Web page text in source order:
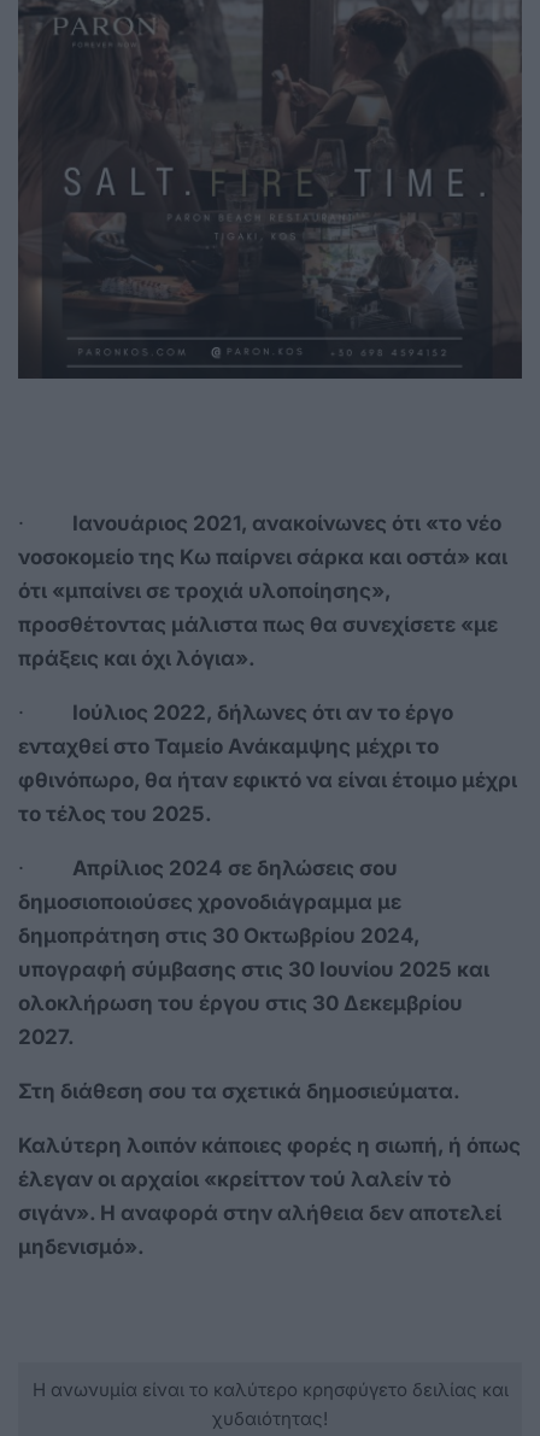
· Ιανουάριος 2021, ανακοίνωνες ότι «το νέο
νοσοκομείο της Κω παίρνει σάρκα και οστά» και
ότι «μπαίνει σε τροχιά υλοποίησης»,
προσθέτοντας μάλιστα πως θα συνεχίσετε «με
πράξεις και όχι λόγια».
· Ιούλιος 2022, δήλωνες ότι αν το έργο
ενταχθεί στο Ταμείο Ανάκαμψης μέχρι το
φθινόπωρο, θα ήταν εφικτό να είναι έτοιμο μέχρι
το τέλος του 2025.
· Απρίλιος 2024 σε δηλώσεις σου
δημοσιοποιούσες χρονοδιάγραμμα με
δημοπράτηση στις 30 Οκτωβρίου 2024,
υπογραφή σύμβασης στις 30 Ιουνίου 2025 και
ολοκλήρωση του έργου στις 30 Δεκεμβρίου
2027.
Στη διάθεση σου τα σχετικά δημοσιεύματα.
Καλύτερη λοιπόν κάποιες φορές η σιωπή, ή όπως
έλεγαν οι αρχαίοι «κρείττον τού λαλείν τὸ
σιγάν». Η αναφορά στην αλήθεια δεν αποτελεί
μηδενισμό».
Η ανωνυμία είναι το καλύτερο κρησφύγετο δειλίας και
χυδαιότητας!